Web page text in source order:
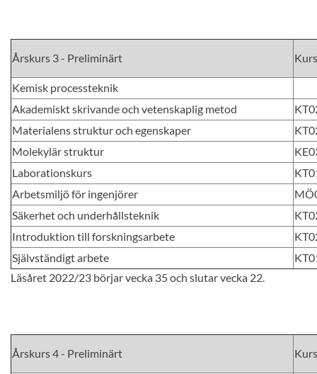
Årskurs 3 - Preliminärt
Kemisk processteknik
Akademiskt skrivande och vetenskaplig metod
Materialens struktur och egenskaper
Molekylär struktur
Laborationskurs
Arbetsmiljö för ingenjörer
Säkerhet och underhållsteknik
Introduktion till forskningsarbete
Självständigt arbete
Läsåret 2022/23 börjar vecka 35 och slutar vecka 22.
Årskurs 4 - Preliminärt